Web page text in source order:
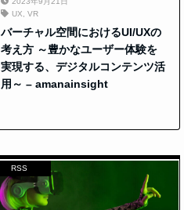
UX
VR
バーチャル空間におけるUI/UXの
考え方 ～豊かなユーザー体験を
実現する、デジタルコンテンツ活
用～ – amanainsight
RSS